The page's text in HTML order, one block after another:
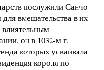
послужили Санчо
вмешательства в их
он в 1032-м г.
которых усваивала
короля по